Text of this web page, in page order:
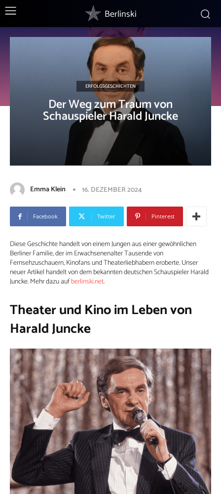
Berlinski
ERFOLGSGESCHICHTEN
Der Weg zum Traum von
Schauspieler Harald Juncke
Emma Klein 16. DEZEMBER 2024
Facebook Twitter Pinterest
Diese Geschichte handelt von einem Jungen aus einer gewöhnlichen
Berliner Familie, der im Erwachsenenalter Tausende von
Fernsehzuschauern, Kinofans und Theaterliebhabern eroberte. Unser
neuer Artikel handelt von dem bekannten deutschen Schauspieler Harald
Juncke. Mehr dazu aufberlinski.net.
Theater und Kino im Leben von
Harald Juncke